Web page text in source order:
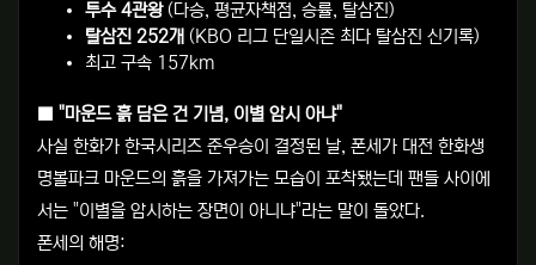
투수 4관왕(다승, 평균자책점, 승률, 탈삼진)
탈삼진 252개 (KBO 리그 단일시즌 최다 탈삼진 신기록)
최고 구속 157km
■ "마운드 흙 담은 건 기념, 이별 암시 아냐"
사실 한화가 한국시리즈 준우승이 결정된 날, 폰세가 대전 한화생
명볼파크 마운드의 흙을 가져가는 모습이 포착됐는데 팬들 사이에
서는 "이별을 암시하는 장면이 아니냐"라는 말이 돌았다.
폰세의 해명: